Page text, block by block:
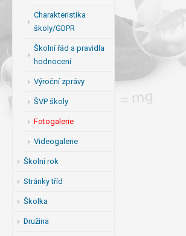
Charakteristika
školy/GDPR
Školní řád a pravidla
hodnocení
Výroční zprávy
ŠVP školy
Fotogalerie
Videogalerie
Školní rok
Stránky tříd
Školka
Družina